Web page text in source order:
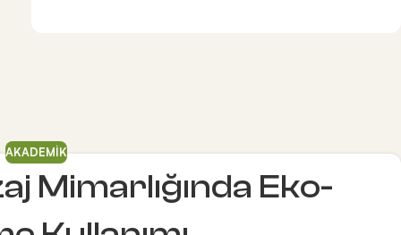
AKADEMIK
Mimarlığında Eko-